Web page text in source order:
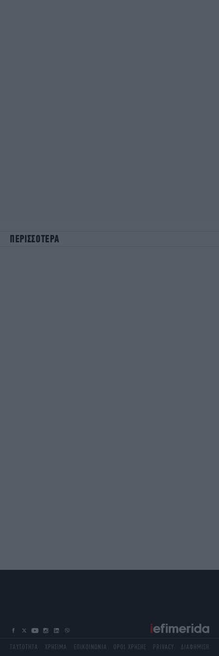
ΠΕΡΙΣΣΟΤΕΡΑ
ΤΑΥΤΟΤΗΤΑ ΧΡΗΣΙΜΑ ΕΠΙΚΟΙΝΩΝΙΑ ΟΡΟΙ ΧΡΗΣΗΣ PRIVACY ΔΙΑΦΗΜΙΣΗ